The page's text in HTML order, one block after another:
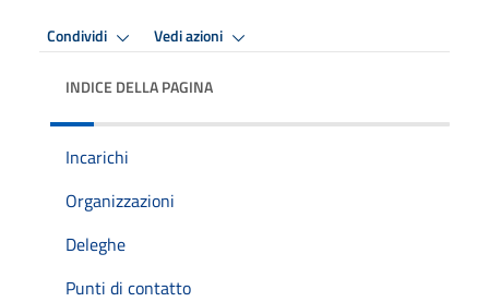
Condividi Vedi azioni
INDICE DELLA PAGINA
Incarichi
Organizzazioni
Deleghe
Punti di contatto